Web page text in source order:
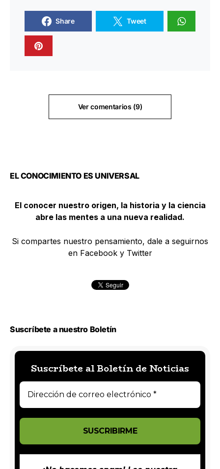
Share Tweet
Ver comentarios (9)
EL CONOCIMIENTO ES UNIVERSAL
El conocer nuestro origen, la historia y la ciencia
abre las mentes a una nueva realidad.
Si compartes nuestro pensamiento, dale a seguirnos
en Facebook y Twitter
Suscríbete a nuestro Boletín
Suscríbete al Boletín de Noticias